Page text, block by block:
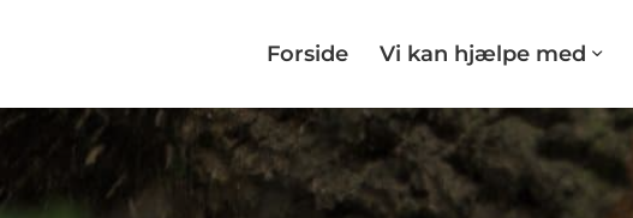
Forside Vi kan hjælpe med